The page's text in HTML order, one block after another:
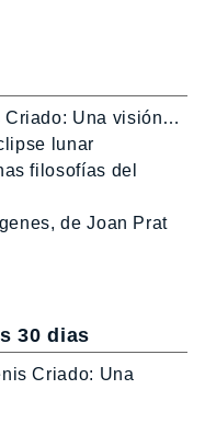
Criado: Una visión…
lunar
filosofías del
de Joan Prat
30 dias
Criado: Una